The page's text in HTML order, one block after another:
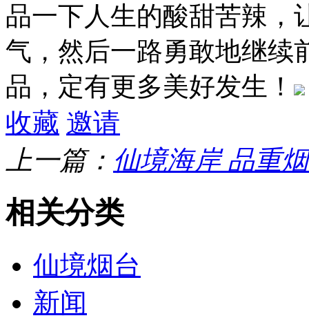
品一下人生的酸甜苦辣，
气，然后一路勇敢地继续
品，定有更多美好发生！
收藏 邀请
上一篇： 仙境海岸 品重
相关分类
仙境烟台
新闻